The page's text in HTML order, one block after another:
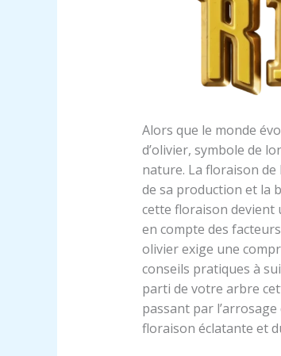
Alors que le monde
d’olivier, symbole de
nature. La floraison
de sa production et la
cette floraison devient
en compte des
olivier exige une
conseils pratiques à
parti de votre arbre
passant par
floraison éclatante et